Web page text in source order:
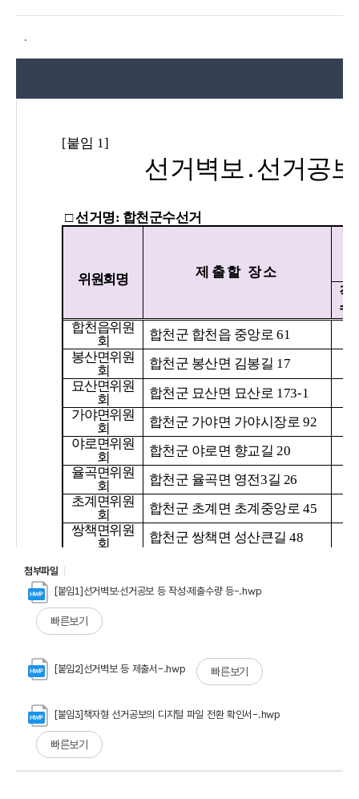
.
첨부파일
[붙임1]선거벽보·선거공보 등 작성·제출수량 등-.hwp
빠른보기
[붙임2]선거벽보 등 제출서-.hwp 빠른보기
[붙임3]책자형 선거공보의 디지털 파일 전환 확인서-.hwp
빠른보기